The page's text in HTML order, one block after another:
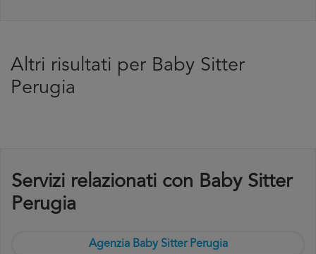
Altri risultati per Baby Sitter
Perugia
Servizi relazionati con Baby Sitter
Perugia
Agenzia Baby Sitter Perugia